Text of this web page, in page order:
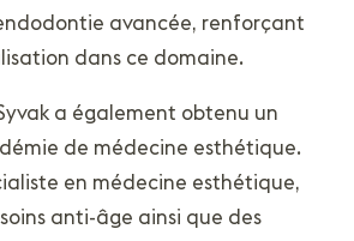
avancée, renforçant
dans ce domaine.
a également obtenu un
de médecine esthétique.
en médecine esthétique,
anti-âge ainsi que des